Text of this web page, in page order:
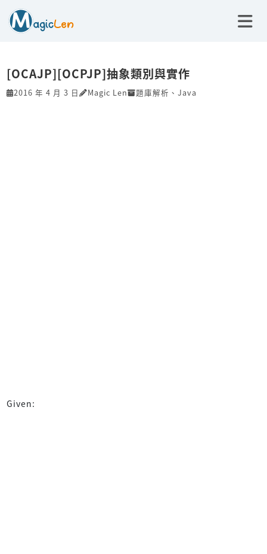
[OCAJP][OCPJP]抽象類別與實作
2016 年 4 月 3 日 Magic Len 題庫解析 、 Java
Given: